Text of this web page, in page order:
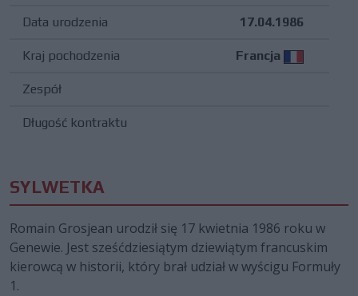
Data urodzenia 17.04.1986
Kraj pochodzenia Francja
Zespół
Długość kontraktu
SYLWETKA
Romain Grosjean urodził się 17 kwietnia 1986 roku w
Genewie. Jest sześćdziesiątym dziewiątym francuskim
kierowcą w historii, który brał udział w wyścigu Formuły
1.